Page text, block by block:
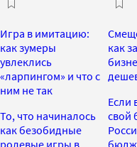
Игра в имитацию:
как зумеры
увлеклись
«ларпингом» и что с
ним не так
То, что начиналось
как безобидные
ролевые игры в
как
Если
свой